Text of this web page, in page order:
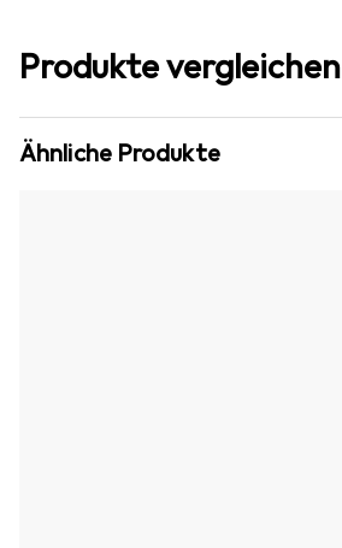
Produkte vergleichen
Ähnliche Produkte